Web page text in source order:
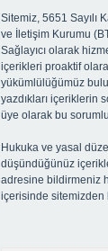
Sitemiz, 5651 Sayılı
ve İletişim Kurumu
Sağlayıcı olarak
içerikleri proaktif
yükümlülüğümüz
yazdıkları içeriklerin
üye olarak bu
Hukuka ve yasal
düşündüğünüz
adresine bildirmeniz
içerisinde sitemizden